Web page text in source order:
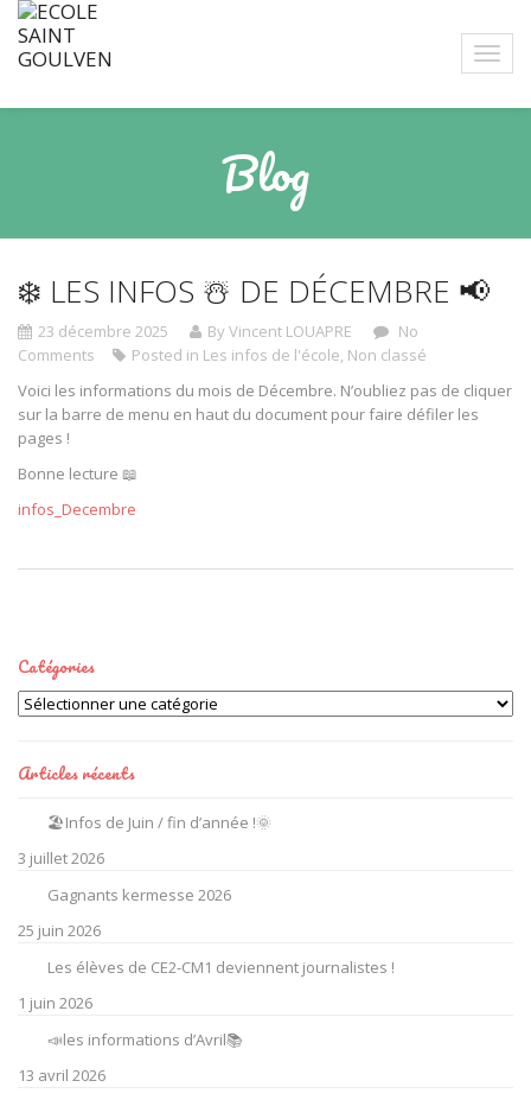
Blog
❄️ LES INFOS ☃️ DE DÉCEMBRE 📢
23 décembre 2025 By Vincent LOUAPRE
No
Comments
Posted in Les infos de l'école, Non classé
Voici les informations du mois de Décembre. N’oubliez pas de cliquer
sur la barre de menu en haut du document pour faire défiler les
pages !
Bonne lecture 📖
infos_Decembre
Catégories
Catégories
Articles récents
🏖️Infos de Juin / fin d’année !🌞
3 juillet 2026
Gagnants kermesse 2026
25 juin 2026
Les élèves de CE2-CM1 deviennent journalistes !
1 juin 2026
📣les informations d’Avril📚
13 avril 2026